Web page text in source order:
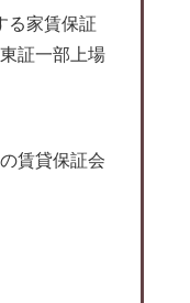
る家賃保証
証一部上場
賃貸保証会